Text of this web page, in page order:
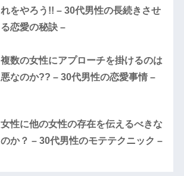
れをやろう!! – 30代男性の長続きさせ
る恋愛の秘訣 –
複数の女性にアプローチを掛けるのは
悪なのか?? – 30代男性の恋愛事情 –
女性に他の女性の存在を伝えるべきな
のか？ – 30代男性のモテテクニック –